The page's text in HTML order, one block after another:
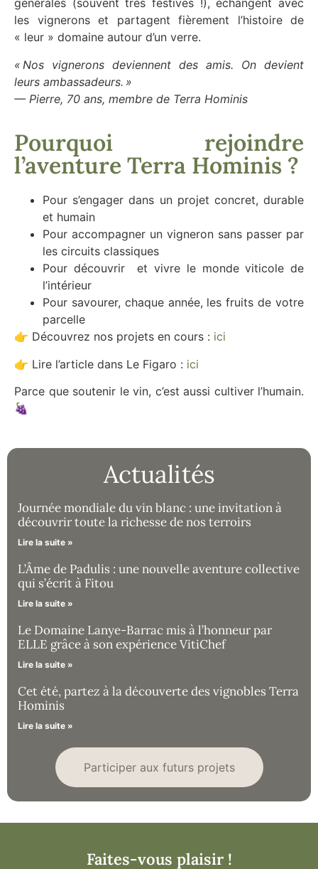
générales (souvent très festives !), échangent avec
les vignerons et partagent fièrement l’histoire de
« leur » domaine autour d’un verre.
« Nos vignerons deviennent des amis. On devient
leurs ambassadeurs. »
— Pierre, 70 ans, membre de Terra Hominis
Pourquoi rejoindre
l’aventure Terra Hominis ?
Pour s’engager dans un projet concret, durable
et humain
Pour accompagner un vigneron sans passer par
les circuits classiques
Pour découvrir et vivre le monde viticole de
l’intérieur
Pour savourer, chaque année, les fruits de votre
parcelle
👉 Découvrez nos projets en cours : ici
👉 Lire l’article dans Le Figaro : ici
Parce que soutenir le vin, c’est aussi cultiver l’humain.
🍇
Actualités
Journée mondiale du vin blanc : une invitation à
découvrir toute la richesse de nos terroirs
Lire la suite »
L’Âme de Padulis : une nouvelle aventure collective
qui s’écrit à Fitou
Lire la suite »
Le Domaine Lanye-Barrac mis à l’honneur par
ELLE grâce à son expérience VitiChef
Lire la suite »
Cet été, partez à la découverte des vignobles Terra
Hominis
Lire la suite »
Participer aux futurs projets
Faites-vous plaisir !